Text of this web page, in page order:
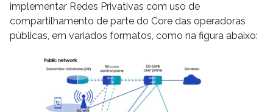
implementar Redes Privativas com uso de
compartilhamento de parte do Core das operadoras
públicas, em variados formatos, como na figura abaixo: